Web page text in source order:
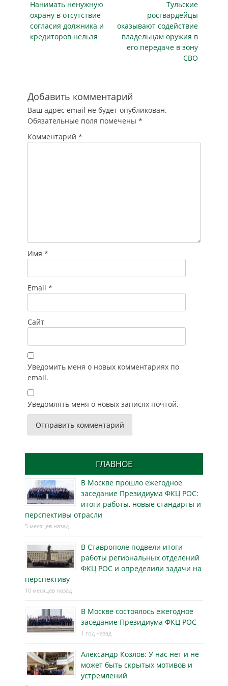
(специализированного)
управления ФССП
России.
Исполнительные
территорий школ
поступили в
специализированное
отделение
судебных
приставов по…
записям
Предыдущая
публикация
Нанимать ненужную
охрану в отсутствие
согласия должника и
кредиторов нельзя
публикация
Тульские
росгвардейцы
оказывают содействие
владельцам оружия в
его передаче в зону
СВО
Добавить комментарий
Ваш адрес email не будет опубликован.
Обязательные поля помечены *
Комментарий *
Имя *
Email *
Сайт
Уведомить меня о новых комментариях по
email.
Уведомлять меня о новых записях почтой.
ГЛАВНОЕ
В Москве прошло ежегодное
заседание Президиума ФКЦ РОС:
итоги работы, новые стандарты и
перспективы отрасли
5 месяцев назад
В Ставрополе подвели итоги
работы региональных отделений
ФКЦ РОС и определили задачи на
перспективу
10 месяцев назад
В Москве состоялось ежегодное
заседание Президиума ФКЦ РОС
1 год назад
Александр Козлов: У нас нет и не
может быть скрытых мотивов и
устремлений